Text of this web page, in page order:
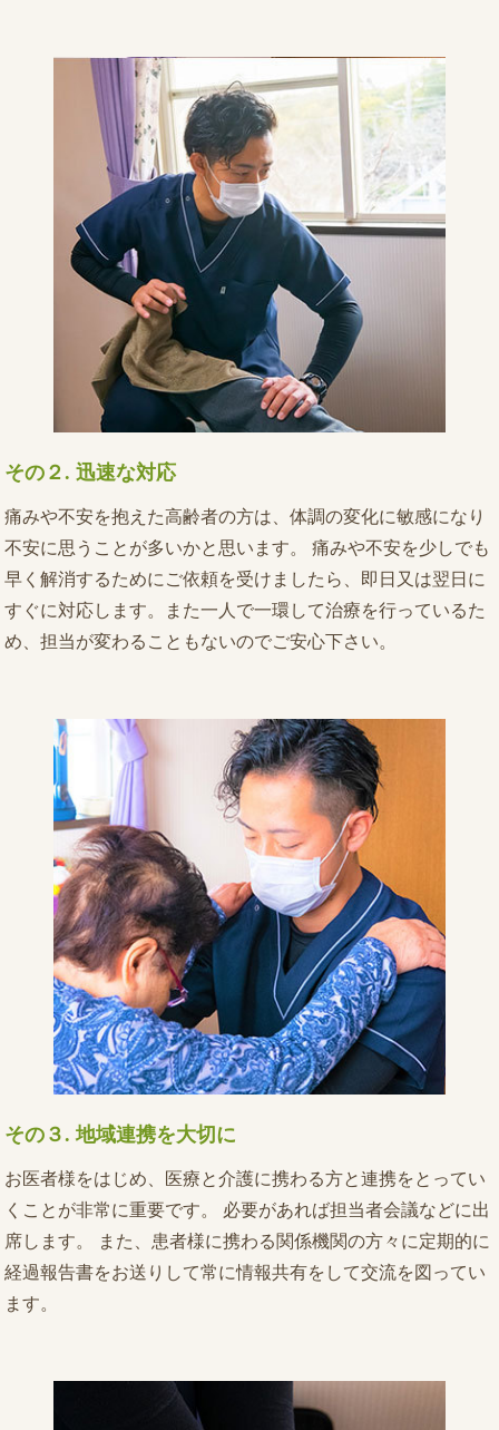
その２.迅速な対応
痛みや不安を抱えた高齢者の方は、体調の変化に敏感になり
不安に思うことが多いかと思います。 痛みや不安を少しでも
早く解消するためにご依頼を受けましたら、即日又は翌日に
すぐに対応します。また一人で一環して治療を行っているた
め、担当が変わることもないのでご安心下さい。
その３.地域連携を大切に
お医者様をはじめ、医療と介護に携わる方と連携をとってい
くことが非常に重要です。 必要があれば担当者会議などに出
席します。 また、患者様に携わる関係機関の方々に定期的に
経過報告書をお送りして常に情報共有をして交流を図ってい
ます。